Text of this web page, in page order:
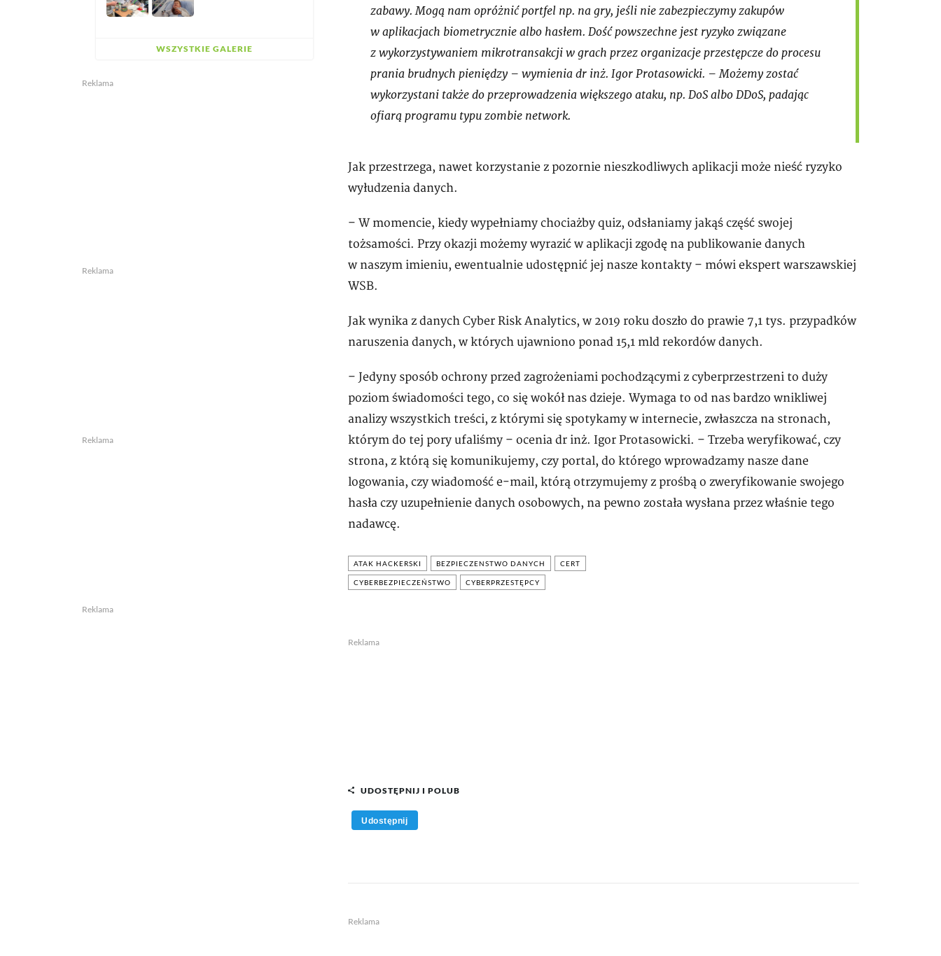
zabawy. Mogą nam opróżnić portfel np. na gry, jeśli nie zabezpieczymy zakupów
w aplikacjach biometrycznie albo hasłem. Dość powszechne jest ryzyko związane
z wykorzystywaniem mikrotransakcji w grach przez organizacje przestępcze do procesu
prania brudnych pieniędzy – wymienia dr inż. Igor Protasowicki. – Możemy zostać
wykorzystani także do przeprowadzenia większego ataku, np. DoS albo DDoS, padając
ofiarą programu typu zombie network.
Jak przestrzega, nawet korzystanie z pozornie nieszkodliwych aplikacji może nieść ryzyko
wyłudzenia danych.
– W momencie, kiedy wypełniamy chociażby quiz, odsłaniamy jakąś część swojej
tożsamości. Przy okazji możemy wyrazić w aplikacji zgodę na publikowanie danych
w naszym imieniu, ewentualnie udostępnić jej nasze kontakty – mówi ekspert warszawskiej
WSB.
Jak wynika z danych Cyber Risk Analytics, w 2019 roku doszło do prawie 7,1 tys. przypadków
naruszenia danych, w których ujawniono ponad 15,1 mld rekordów danych.
– Jedyny sposób ochrony przed zagrożeniami pochodzącymi z cyberprzestrzeni to duży
poziom świadomości tego, co się wokół nas dzieje. Wymaga to od nas bardzo wnikliwej
analizy wszystkich treści, z którymi się spotykamy w internecie, zwłaszcza na stronach,
którym do tej pory ufaliśmy – ocenia dr inż. Igor Protasowicki. – Trzeba weryfikować, czy
strona, z którą się komunikujemy, czy portal, do którego wprowadzamy nasze dane
logowania, czy wiadomość e-mail, którą otrzymujemy z prośbą o zweryfikowanie swojego
hasła czy uzupełnienie danych osobowych, na pewno została wysłana przez właśnie tego
nadawcę.
ATAK HACKERSKI BEZPIECZENSTWO DANYCH CERT
CYBERBEZPIECZEŃSTWO CYBERPRZESTĘPCY
Reklama
UDOSTĘPNIJ I POLUB
Udostępnij
Reklama
WSZYSTKIE GALERIE
Reklama
Reklama
Reklama
Reklama